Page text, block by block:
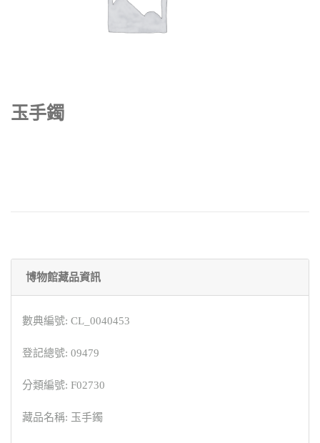
玉手鐲
博物館藏品資訊
數典編號: CL_0040453
登記總號: 09479
分類編號: F02730
藏品名稱: 玉手鐲